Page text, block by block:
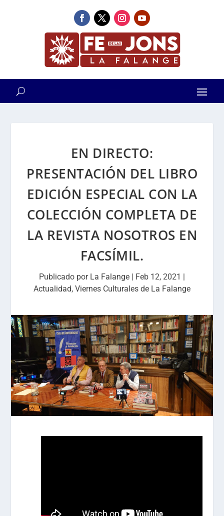
EN DIRECTO:
PRESENTACIÓN DEL LIBRO
EDICIÓN ESPECIAL CON LA
COLECCIÓN COMPLETA DE
LA REVISTA NOSOTROS EN
FACSÍMIL.
Publicado por La Falange | Feb 12, 2021 |
Actualidad, Viernes Culturales de La Falange